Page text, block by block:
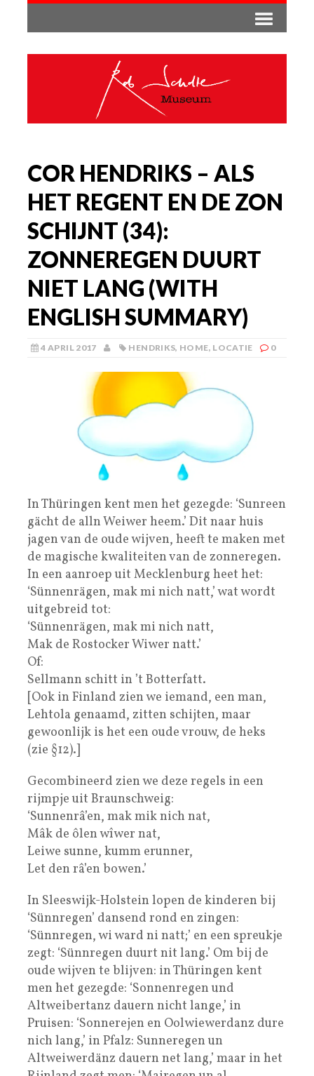
COR HENDRIKS – ALS
HET REGENT EN DE ZON
SCHIJNT (34):
ZONNEREGEN DUURT
NIET LANG (WITH
ENGLISH SUMMARY)
4 APRIL 2017 HENDRIKS, HOME, LOCATIE 0
In Thüringen kent men het gezegde: ‘Sunreen
gächt de alln Weiwer heem.’ Dit naar huis
jagen van de oude wijven, heeft te maken met
de magische kwaliteiten van de zonneregen.
In een aanroep uit Mecklenburg heet het:
‘Sünnenrägen, mak mi nich natt,’ wat wordt
uitgebreid tot:
‘Sünnenrägen, mak mi nich natt,
Mak de Rostocker Wiwer natt.’
Of:
Sellmann schitt in ’t Botterfatt.
[Ook in Finland zien we iemand, een man,
Lehtola genaamd, zitten schijten, maar
gewoonlijk is het een oude vrouw, de heks
(zie §12).]
Gecombineerd zien we deze regels in een
rijmpje uit Braunschweig:
‘Sunnenrâ’en, mak mik nich nat,
Mâk de ôlen wîwer nat,
Leiwe sunne, kumm erunner,
Let den râ’en bowen.’
In Sleeswijk-Holstein lopen de kinderen bij
‘Sünnregen’ dansend rond en zingen:
‘Sünnregen, wi ward ni natt;’ en een spreukje
zegt: ‘Sünnregen duurt nit lang.’ Om bij de
oude wijven te blijven: in Thüringen kent
men het gezegde: ‘Sonnenregen und
Altweibertanz dauern nicht lange,’ in
Pruisen: ‘Sonnerejen en Oolwiewerdanz dure
nich lang,’ in Pfalz: Sunneregen un
Altweiwerdänz dauern net lang,’ maar in het